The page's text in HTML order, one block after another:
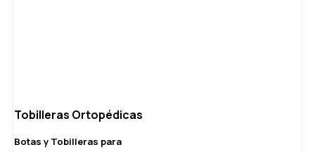
Tobilleras Ortopédicas
Botas y Tobilleras para